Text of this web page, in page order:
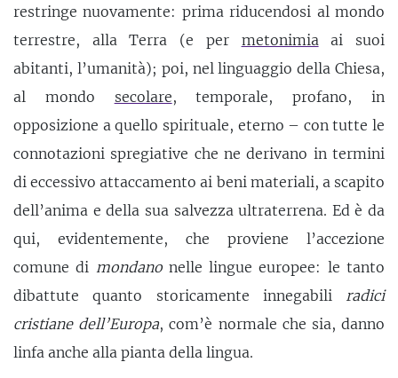
restringe nuovamente: prima riducendosi al mondo
terrestre, alla Terra (e per metonimia ai suoi
abitanti, l’umanità); poi, nel linguaggio della Chiesa,
al mondo secolare, temporale, profano, in
opposizione a quello spirituale, eterno – con tutte le
connotazioni spregiative che ne derivano in termini
di eccessivo attaccamento ai beni materiali, a scapito
dell’anima e della sua salvezza ultraterrena. Ed è da
qui, evidentemente, che proviene l’accezione
comune di mondanonelle lingue europee: le tanto
dibattute quanto storicamente innegabili radici
cristiane dell’Europa, com’è normale che sia, danno
linfa anche alla pianta della lingua.